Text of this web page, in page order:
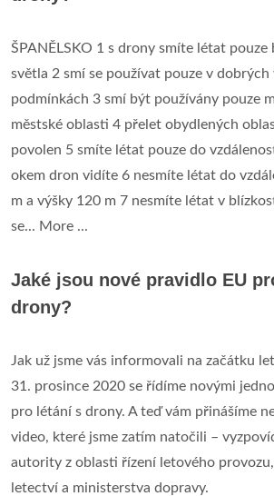
ŠPANĚLSKO 1 s drony smíte létat pouze
světla 2 smí se používat pouze v
podmínkách 3 smí být používány pouze
městské oblasti 4 přelet obydlených
povolen 5 smíte létat pouze do
okem dron vidíte 6 nesmíte létat do
m a výšky 120 m 7 nesmíte létat v
se... More ...
Jaké jsou nové pravidlo EU
drony?
Jak už jsme vás informovali na začátku
31. prosince 2020 se řídíme novými
pro létání s drony. A teď vám přinášíme
video, které jsme zatím natočili –
autority z oblasti řízení letového
letectví a ministerstva dopravy.